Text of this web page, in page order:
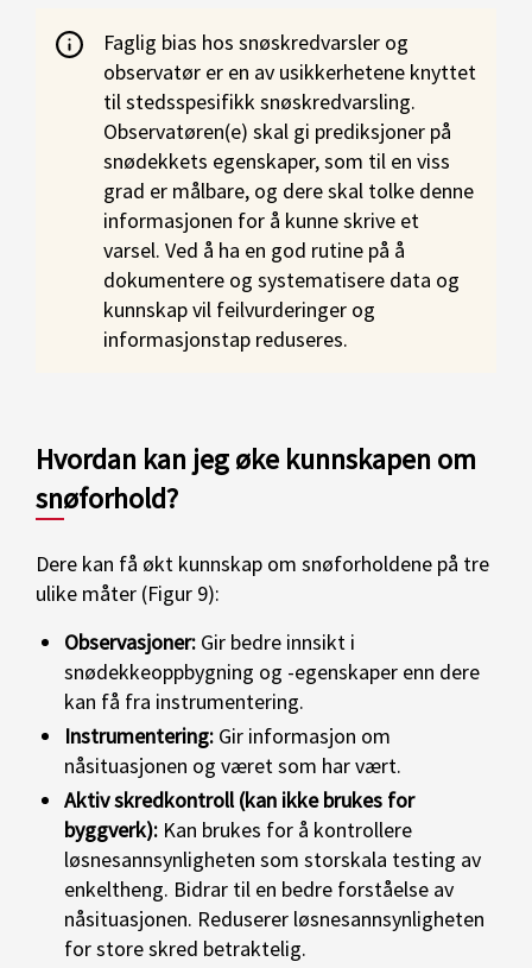
Faglig bias hos snøskredvarsler og
observatør er en av usikkerhetene knyttet
til stedsspesifikk snøskredvarsling.
Observatøren(e) skal gi prediksjoner på
snødekkets egenskaper, som til en viss
grad er målbare, og dere skal tolke denne
informasjonen for å kunne skrive et
varsel. Ved å ha en god rutine på å
dokumentere og systematisere data og
kunnskap vil feilvurderinger og
informasjonstap reduseres.
Hvordan kan jeg øke kunnskapen om
snøforhold?
Dere kan få økt kunnskap om snøforholdene på tre
ulike måter (Figur 9):
Observasjoner: Gir bedre innsikt i
snødekkeoppbygning og -egenskaper enn dere
kan få fra instrumentering.
Instrumentering: Gir informasjon om
nåsituasjonen og været som har vært.
Aktiv skredkontroll (kan ikke brukes for
byggverk): Kan brukes for å kontrollere
løsnesannsynligheten som storskala testing av
enkeltheng. Bidrar til en bedre forståelse av
nåsituasjonen. Reduserer løsnesannsynligheten
for store skred betraktelig.